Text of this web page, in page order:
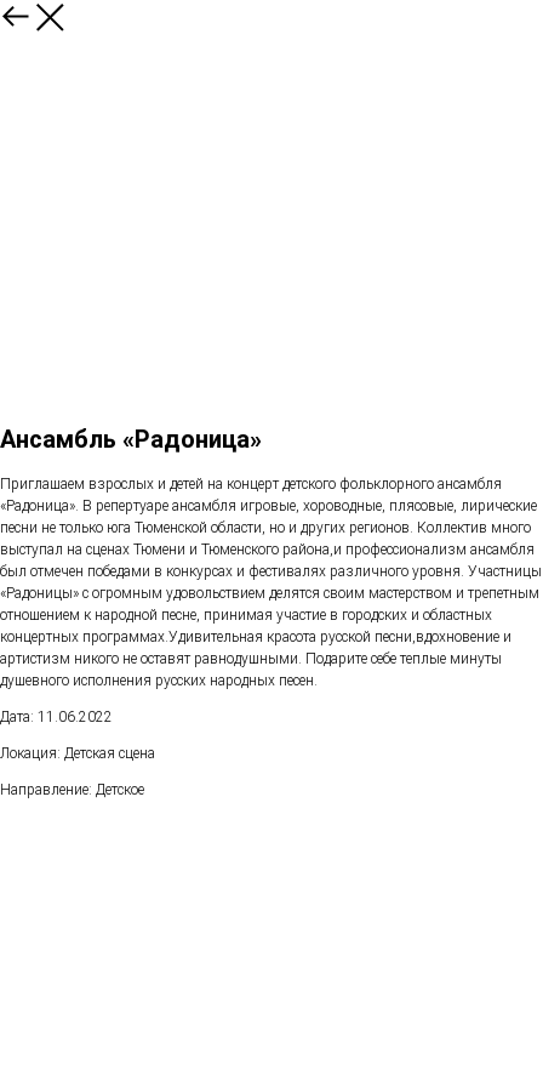
Ансамбль «Радоница»
Приглашаем взрослых и детей на концерт детского фольклорного ансамбля
«Радоница». В репертуаре ансамбля игровые, хороводные, плясовые, лирические
песни не только юга Тюменской области, но и других регионов. Коллектив много
выступал на сценах Тюмени и Тюменского района,и профессионализм ансамбля
был отмечен победами в конкурсах и фестивалях различного уровня. Участницы
«Радоницы» с огромным удовольствием делятся своим мастерством и трепетным
отношением к народной песне, принимая участие в городских и областных
концертных программах.Удивительная красота русской песни,вдохновение и
артистизм никого не оставят равнодушными. Подарите себе теплые минуты
душевного исполнения русских народных песен.
Дата: 11.06.2022
Локация: Детская сцена
Направление: Детское